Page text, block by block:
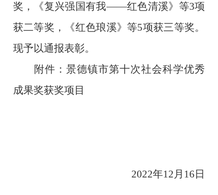
奖，《复兴强国有我——红色清溪》等3项
获二等奖，《红色琅溪》等5项获三等奖。
现予以通报表彰。
附件：景德镇市第十次社会科学优秀
成果奖获奖项目
2022年12月 16 日